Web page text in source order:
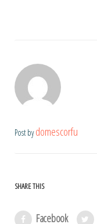
Post bydomescorfu
SHARE THIS
Facebook